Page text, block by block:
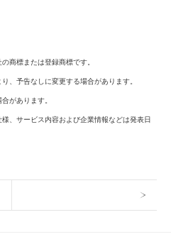
商標または登録商標です。
、予告なしに変更する場合があります。
があります。
、サービス内容および企業情報などは発表日